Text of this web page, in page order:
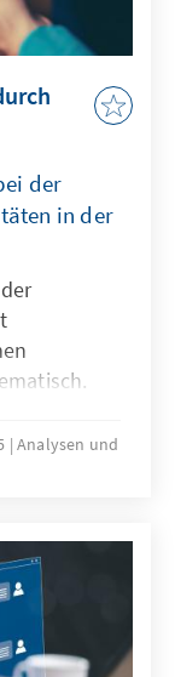
der
in der
von
fehlt eine
Beginn
Analysen und